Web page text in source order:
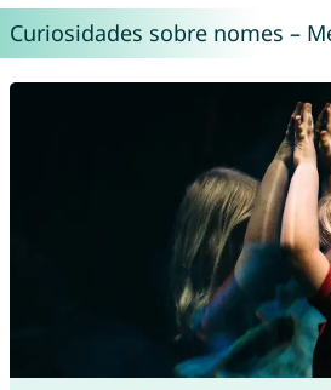
Curiosidades sobre nomes –